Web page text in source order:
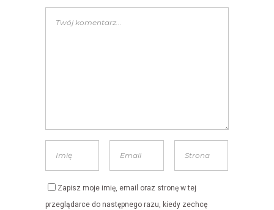
Zapisz moje imię, email oraz stronę w tej
przeglądarce do następnego razu, kiedy zechcę